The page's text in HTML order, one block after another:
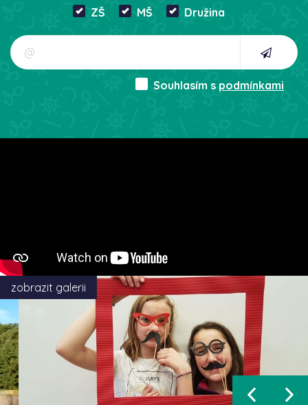
ZŠ MŠ Družina
Souhlasím s podmínkami
zobrazit galerii